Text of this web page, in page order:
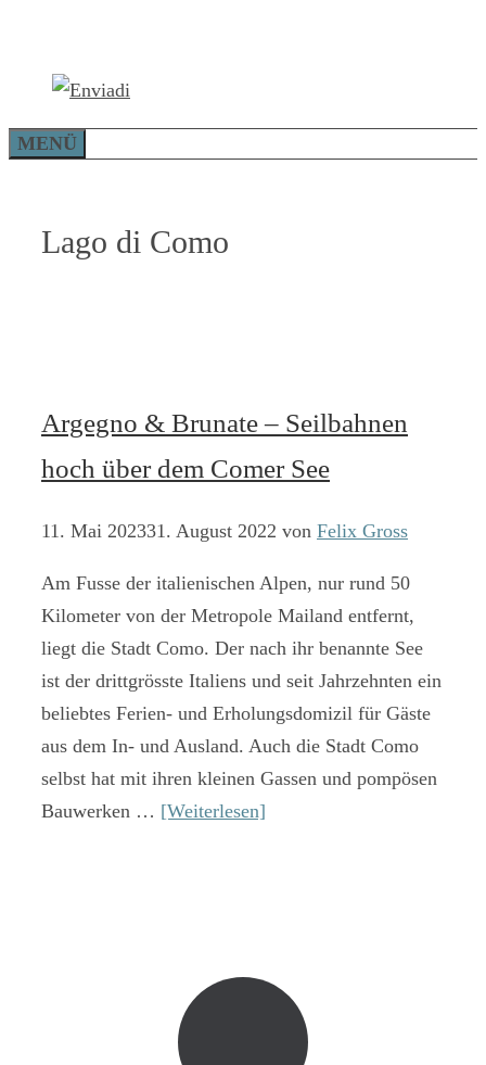
springen
MENÜ
Lago di Como
Argegno & Brunate – Seilbahnen
hoch über dem Comer See
11. Mai 202331. August 2022 von Felix Gross
Am Fusse der italienischen Alpen, nur rund 50
Kilometer von der Metropole Mailand entfernt,
liegt die Stadt Como. Der nach ihr benannte See
ist der drittgrösste Italiens und seit Jahrzehnten ein
beliebtes Ferien- und Erholungsdomizil für Gäste
aus dem In- und Ausland. Auch die Stadt Como
selbst hat mit ihren kleinen Gassen und pompösen
Bauwerken … [Weiterlesen]